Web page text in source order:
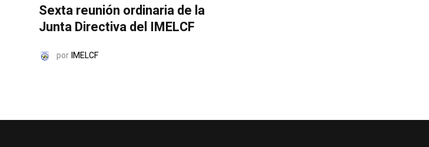
Sexta reunión ordinaria de la
Junta Directiva del IMELCF
porIMELCF